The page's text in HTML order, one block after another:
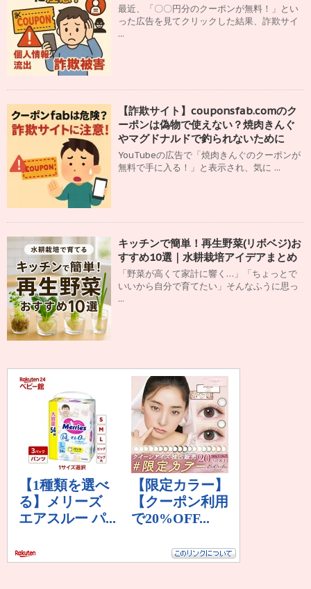
最近、「〇〇円分のクーポンが無料！」とい
った広告を見てクリックした結果、詐欺サイ
...
【詐欺サイト】couponsfab.comのク
ーポンは偽物で使えない？焼肉きんぐ
やマグドナルドで釣られないために
YouTubeの広告で「焼肉きんぐのクーポンが
無料で手に入る！」と表示され、気に ...
キッチンで簡単！再生野菜(リボベジ)お
すすめ10選｜水耕栽培アイデアまとめ
「野菜が高くて家計に響く…」「ちょっとで
いいから自分で育てたい」そんなふうに思っ
...